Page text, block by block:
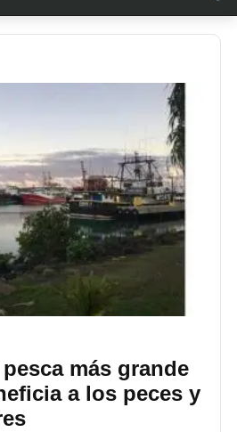
más grande
a los peces y